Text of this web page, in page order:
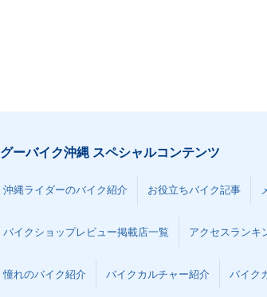
グーバイク沖縄 スペシャルコンテンツ
沖縄ライダーのバイク紹介 お役立ちバイク記事
バイクショップレビュー掲載店一覧 アクセスランキ
憧れのバイク紹介 バイクカルチャー紹介 バイク